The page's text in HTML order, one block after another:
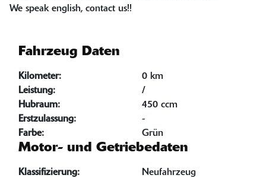
We speak english, contact us!!
Fahrzeug Daten
Kilometer:
0 km
Leistung:
/
Hubraum:
450 ccm
Erstzulassung:
-
Farbe:
Grün
Motor- und Getriebedaten
Klassifizierung:
Neufahrzeug